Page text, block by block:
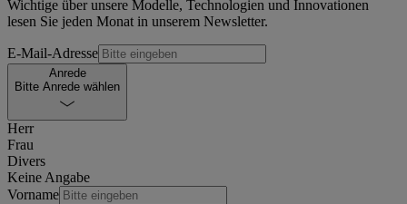
Wichtige über unsere Modelle, Technologien und Innovationen
lesen Sie jeden Monat in unserem Newsletter.
E-Mail-Adresse
Anrede
Bitte Anrede wählen
Herr
Frau
Divers
Keine Angabe
Vorname